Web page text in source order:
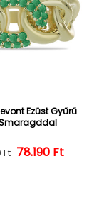
Ezüst Gyűrű
Normál ár
Ft 78.190 Ft